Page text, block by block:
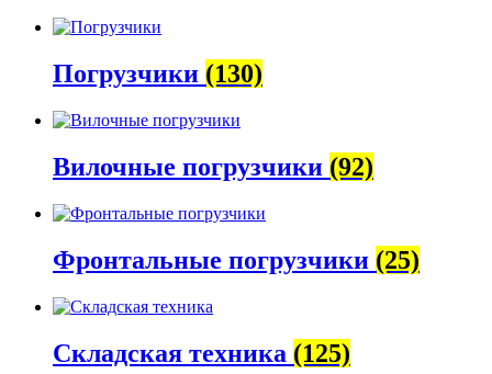
Погрузчики (130)
Вилочные погрузчики (92)
Фронтальные погрузчики (25)
Складская техника (125)